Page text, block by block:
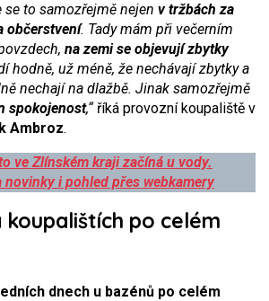
se to samozřejmě nejen v tržbách za
občerstvení. Tady mám při večerním
na zemi se objevují zbytky
hodně, už méně, že nechávají zbytky a
nechají na dlažbě. Jinak samozřejmě
spokojenost,“říká provozní koupaliště v
Ambroz.
ve Zlínském kraji začíná u vody.
novinky i pohled přes webkamery
koupalištích po celém
dnech u bazénů po celém